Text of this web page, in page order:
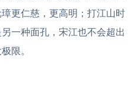
更仁慈，更高明；打江山时
一种面孔，宋江也不会超出
限。